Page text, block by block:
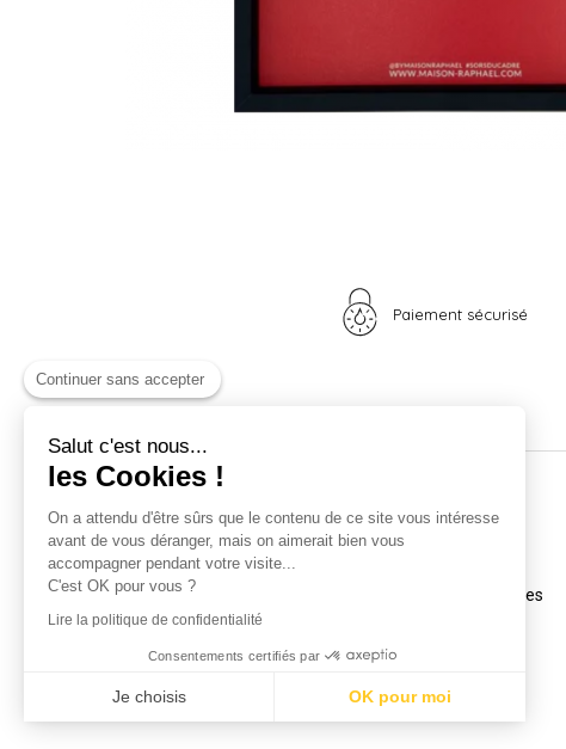
Paiement sécurisé
Nos univers
Nid douillet
Madame Poule
Monsieur Coq
Les poussins
Idées cadeaux
Carte cadeau
Informations
La boutique
Coordonnées et horaires
Confidentialité
Continuer sans accepter
Salut c'est nous...
les Cookies !
On a attendu d'être sûrs que le contenu de ce site vous intéresse
avant de vous déranger, mais on aimerait bien vous
accompagner pendant votre visite...
C'est OK pour vous ?
Lire la politique de confidentialité
Consentements certifiés par
Je choisis
OK pour moi